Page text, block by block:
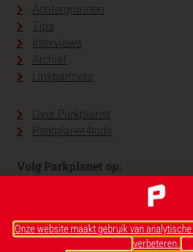
Achtergronden
Tips
Interviews
Archief
Linkpartners
Over Parkplanet
Parkplanet4kids
Volg Parkplanet op:
Onze website maakt gebruik van
verbeteren.